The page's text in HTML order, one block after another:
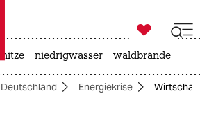
taz zahl ich
taz zahl ich

taz zahl ich
hitze niedrigwasser waldbrände
Deutschland Energiekrise